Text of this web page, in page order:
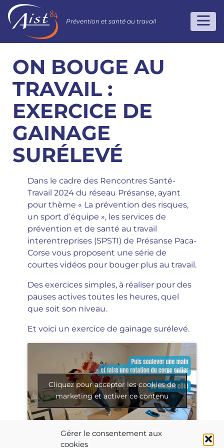
Gérer le consentement aux
cookies
Prévention et santé au travail
ON BOUGE AU
TRAVAIL :
EXERCICE DE
GAINAGE
SURÉLEVÉ
Dans le cadre des Rencontres Santé-
Travail 2024 du réseau Présanse, ayant
pour thème « La prévention des risques,
un sport d’équipe », les services de
prévention et de santé au travail
interentreprises (SPSTI) de Présanse Paca-
Corse vous proposent une série de
courtes vidéos pour bouger plus au travail.
Des exercices simples, à réaliser pour des
pauses actives toutes les heures, quel
que soit son niveau.
Et voici un exercice de gainage surélevé.
Cliquez pour accepter les cookies de
marketing et activer ce contenu